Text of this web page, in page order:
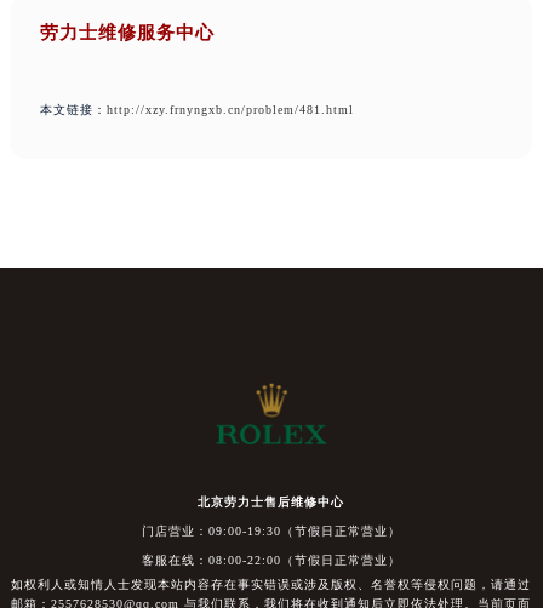
劳力士维修服务中心
本文链接： http://xzy.frnyngxb.cn/problem/481.html
北京劳力士售后维修中心
门店营业：09:00-19:30（节假日正常营业）
客服在线：08:00-22:00（节假日正常营业）
如权利人或知情人士发现本站内容存在事实错误或涉及版权、名誉权等侵权问题，请通过
邮箱：2557628530@qq.com 与我们联系，我们将在收到通知后立即依法处理。当前页面